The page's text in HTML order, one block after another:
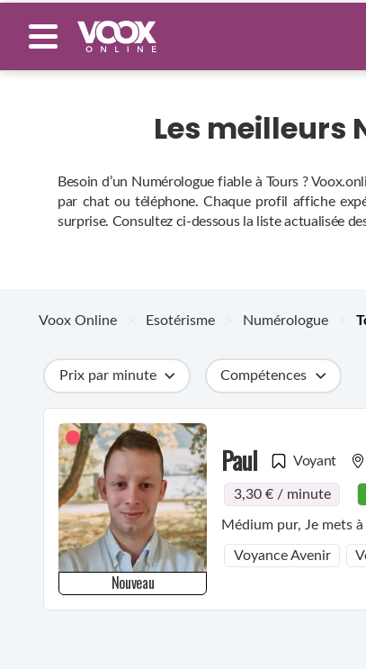
Les meilleurs
Besoin d’un Numérologue fiable à Tours ?
par chat ou téléphone. Chaque profil affiche
surprise. Consultez ci‑dessous la liste actualisée
Voox Online Esotérisme Numérologue
Prix par minute
Catégories
Métiers
Compétences
Nouveau
Paul Voyant
3,30 € / minute
Voyance Avenir